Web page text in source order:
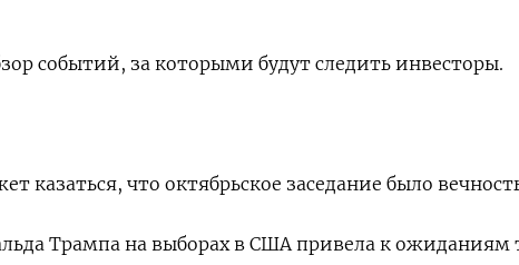
событий, за которыми будут следить инвесторы.
казаться, что октябрьское заседание было
Трампа на выборах в США привела к ожиданиям